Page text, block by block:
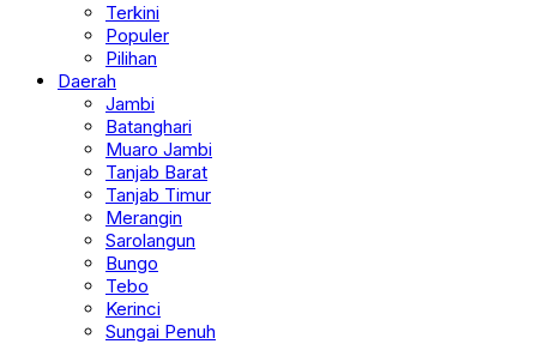
Populer
Pilihan
Daerah
Jambi
Batanghari
Muaro Jambi
Tanjab Barat
Tanjab Timur
Merangin
Sarolangun
Bungo
Tebo
Kerinci
Sungai Penuh
Kanal